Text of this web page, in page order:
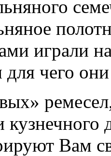
играли
для чего
кузнечного
Вам